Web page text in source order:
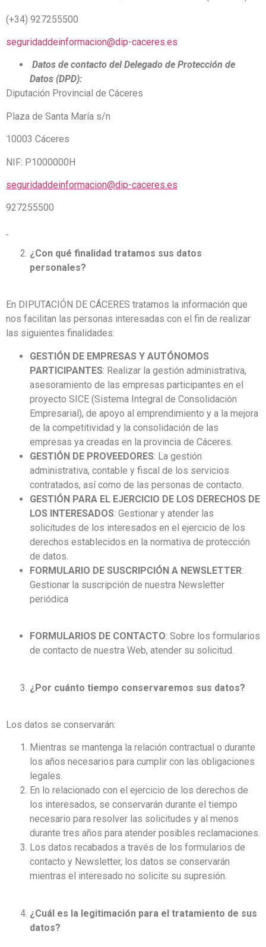
(+34) 927255500
seguridaddeinformacion@dip-caceres.es
Datos de contacto del Delegado de Protección de
Datos (DPD):
Diputación Provincial de Cáceres
Plaza de Santa María s/n
10003 Cáceres
NIF: P1000000H
seguridaddeinformacion@dip-caceres.es
927255500
¿Con qué finalidad tratamos sus datos
personales?
En DIPUTACIÓN DE CÁCERES tratamos la información que
nos facilitan las personas interesadas con el fin de realizar
las siguientes finalidades:
GESTIÓN DE EMPRESAS Y AUTÓNOMOS
PARTICIPANTES: Realizar la gestión administrativa,
asesoramiento de las empresas participantes en el
proyecto SICE (Sistema Integral de Consolidación
Empresarial), de apoyo al emprendimiento y a la mejora
de la competitividad y la consolidación de las
empresas ya creadas en la provincia de Cáceres.
GESTIÓN DE PROVEEDORES: La gestión
administrativa, contable y fiscal de los servicios
contratados, así como de las personas de contacto.
GESTIÓN PARA EL EJERCICIO DE LOS DERECHOS DE
LOS INTERESADOS: Gestionar y atender las
solicitudes de los interesados en el ejercicio de los
derechos establecidos en la normativa de protección
de datos.
FORMULARIO DE SUSCRIPCIÓN A NEWSLETTER:
Gestionar la suscripción de nuestra Newsletter
periódica
FORMULARIOS DE CONTACTO: Sobre los formularios
de contacto de nuestra Web, atender su solicitud.
¿Por cuánto tiempo conservaremos sus datos?
Los datos se conservarán:
Mientras se mantenga la relación contractual o durante
los años necesarios para cumplir con las obligaciones
legales.
En lo relacionado con el ejercicio de los derechos de
los interesados, se conservarán durante el tiempo
necesario para resolver las solicitudes y al menos
durante tres años para atender posibles reclamaciones.
Los datos recabados a través de los formularios de
contacto y Newsletter, los datos se conservarán
mientras el interesado no solicite su supresión.
¿Cuál es la legitimación para el tratamiento de sus
datos?